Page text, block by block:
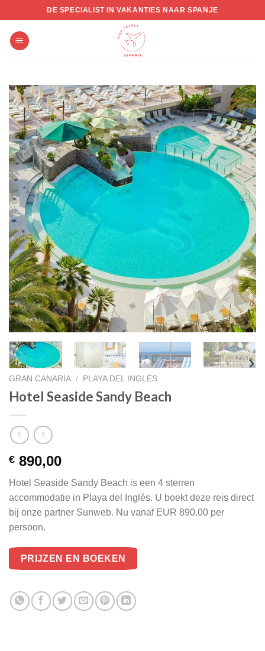
to
content
DE SPECIALIST IN VAKANTIES NAAR SPANJE
GRAN CANARIA / PLAYA DEL INGLÉS
Hotel Seaside Sandy Beach
€ 890,00
Hotel Seaside Sandy Beach is een 4 sterren
accommodatie in Playa del Inglés. U boekt deze reis direct
bij onze partner Sunweb. Nu vanaf EUR 890.00 per
persoon.
PRIJZEN EN BOEKEN